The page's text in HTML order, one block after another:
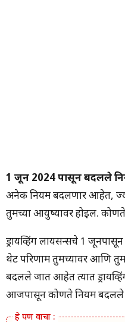
1 जून 2024 पासून बदलले
अनेक नियम बदलणार आहेत,
तुमच्या आयुष्यावर होईल.
ड्रायव्हिंग लायसन्सचे 1
थेट परिणाम तुमच्यावर आणि
बदलले जात आहेत त्यात
आजपासून कोणते नियम